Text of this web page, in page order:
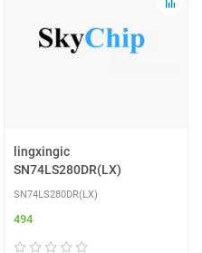
lingxingic
SN74LS280DR(LX)
SN74LS280DR(LX)
494